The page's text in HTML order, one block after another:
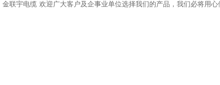
金联宇电缆 欢迎广大客户及企事业单位选择我们的产品，我们必将用心